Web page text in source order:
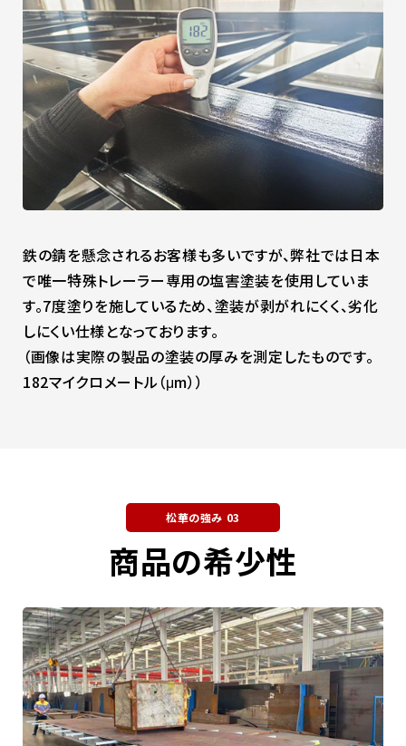
鉄の錆を懸念されるお客様も多いですが、弊社では日本
で唯一特殊トレーラー専用の塩害塗装を使用していま
す。7度塗りを施しているため、塗装が剥がれにくく、劣化
しにくい仕様となっております。
（画像は実際の製品の塗装の厚みを測定したものです。
182マイクロメートル（μm））
松華の強み 03
商品の希少性